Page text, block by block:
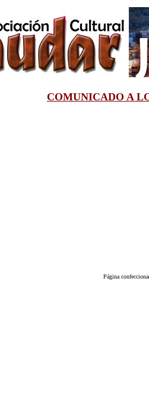
COMUNICADO A
Página